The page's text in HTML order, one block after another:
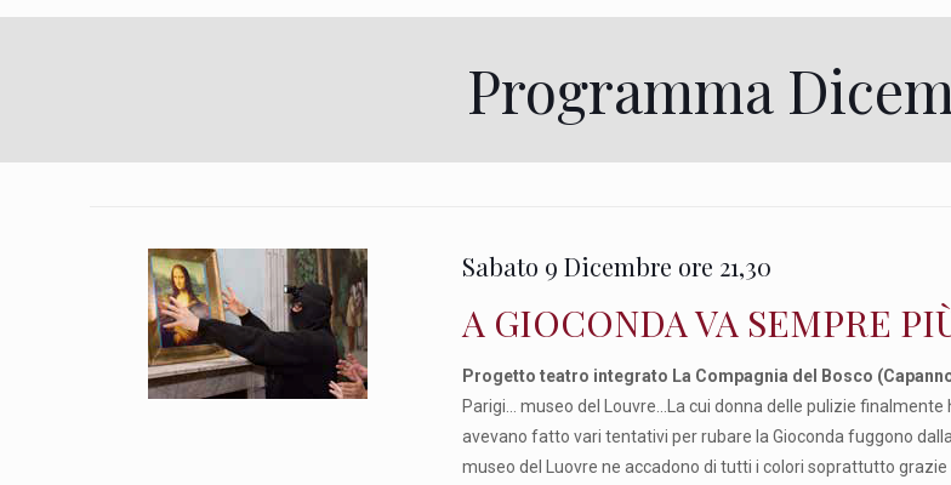
Programma
Sabato 9 Dicembre ore 21,30
A GIOCONDA VA SEMPRE
Progetto teatro integrato La Compagnia del Bosco
Parigi… museo del Louvre…La cui donna delle pulizie
avevano fatto vari tentativi per rubare la Gioconda fuggono
museo del Luovre ne accadono di tutti i colori soprattutto